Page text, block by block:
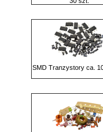
SMD Tranzystory ca.